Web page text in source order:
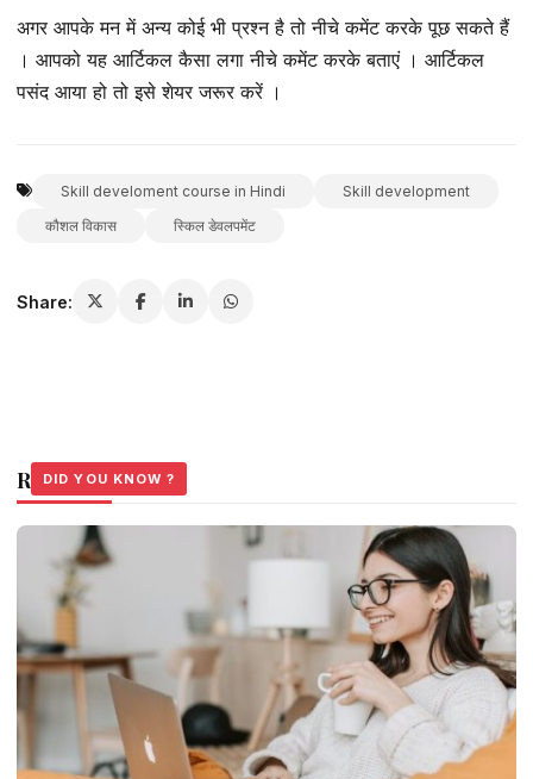
अगर आपके मन में अन्य कोई भी प्रश्न है तो नीचे कमेंट करके पूछ सकते हैं
। आपको यह आर्टिकल कैसा लगा नीचे कमेंट करके बताएं । आर्टिकल
पसंद आया हो तो इसे शेयर जरूर करें ।
Skill develoment course in Hindi
Skill development
कौशल विकास
स्किल डेवलपमेंट
Share:
Related Stories
DID YOU KNOW ?
DID YOU KNOW ?
DID YOU KNOW ?